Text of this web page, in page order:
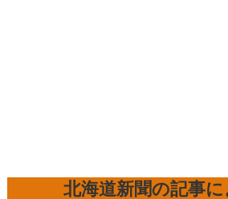
北海道新聞の記事